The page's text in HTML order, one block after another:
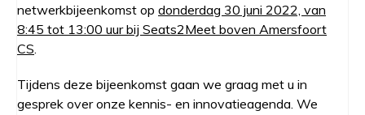
netwerkbijeenkomst op donderdag 30 juni 2022, van
8:45 tot 13:00 uur bij Seats2Meet boven Amersfoort
CS.
Tijdens deze bijeenkomst gaan we graag met u in
gesprek over onze kennis- en innovatieagenda. We